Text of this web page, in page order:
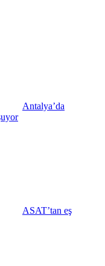
Antalya’da
ASAT’tan eş